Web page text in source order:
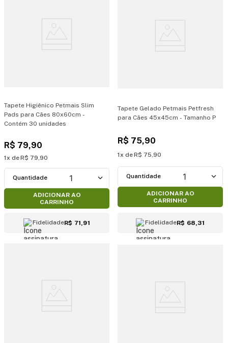
Tapete Higiênico Petmais Slim
Pads para Cães 80x60cm -
Contém 30 unidades
R$ 79,90
1 R$ 79,90
1
ADICIONAR AO
CARRINHO
FidelidadeR$ 71,91
Tapete Gelado Petmais Petfresh
para Cães 45x45cm - Tamanho P
R$ 75,90
1 R$ 75,90
1
ADICIONAR AO
CARRINHO
FidelidadeR$ 68,31